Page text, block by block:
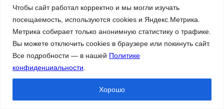
Чтобы сайт работал корректно и мы могли изучать
посещаемость, используются cookies и Яндекс.Метрика.
Метрика собирает только анонимную статистику о трафике.
Вы можете отключить cookies в браузере или покинуть сайт.
Все подробности — в нашей Политике
конфиденциальности
Хорошо
Я согласенна
обработку моих
персональных данных
Похожие